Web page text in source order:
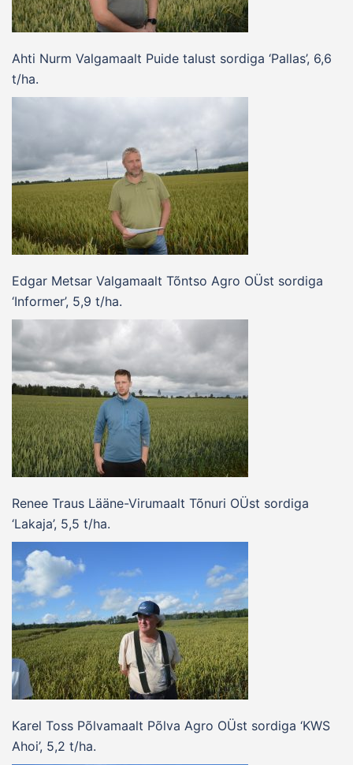
Ahti Nurm Valgamaalt Puide talust sordiga ‘Pallas’, 6,6
t/ha.
Edgar Metsar Valgamaalt Tõntso Agro OÜst sordiga
‘Informer’, 5,9 t/ha.
Renee Traus Lääne-Virumaalt Tõnuri OÜst sordiga
‘Lakaja’, 5,5 t/ha.
Karel Toss Põlvamaalt Põlva Agro OÜst sordiga ‘KWS
Ahoi’, 5,2 t/ha.